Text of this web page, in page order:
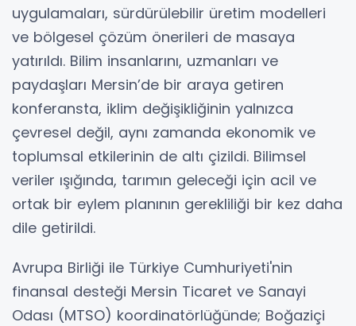
uygulamaları, sürdürülebilir üretim modelleri
ve bölgesel çözüm önerileri de masaya
yatırıldı. Bilim insanlarını, uzmanları ve
paydaşları Mersin’de bir araya getiren
konferansta, iklim değişikliğinin yalnızca
çevresel değil, aynı zamanda ekonomik ve
toplumsal etkilerinin de altı çizildi. Bilimsel
veriler ışığında, tarımın geleceği için acil ve
ortak bir eylem planının gerekliliği bir kez daha
dile getirildi.
Avrupa Birliği ile Türkiye Cumhuriyeti'nin
finansal desteği Mersin Ticaret ve Sanayi
Odası (MTSO) koordinatörlüğünde; Boğaziçi